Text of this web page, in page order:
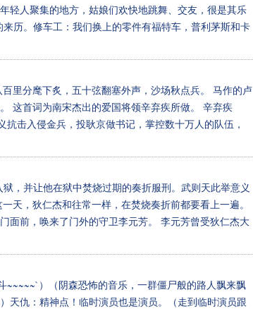
轻人聚集的地方，姑娘们欢快地跳舞、交友，很是其乐
历。修车工：我们换上的零件有福特车，普利茅斯和卡
里分麾下炙，五十弦翻塞外声，沙场秋点兵。 马作的卢
这首词为南宋杰出的爱国将领辛弃疾所做。 辛弃疾
击入侵金兵，投耿京做书记，掌控数十万人的队伍，
，并让他在狱中焚烧过期的奏折服刑。武则天此举意义
天，狄仁杰和往常一样，在焚烧奏折前都要看上一遍。
面前，唤来了门外的守卫李元芳。 李元芳曾受狄仁杰大
~~~~~`）（阴森恐怖的音乐，一群僵尸般的路人飘来飘
仇：精神点！临时演员也是演员。（走到临时演员跟